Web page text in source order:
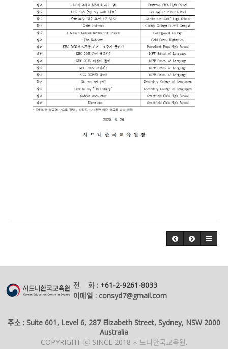
전 화 : +61-2-9261-8033
이메일 : consyd7@gmail.com
주소 : Suite 601, Level 6, 287 Elizabeth Street, Sydney, NSW 2000
Australia
COPYRIGHT ⓒ SINCE 2018 시드니한국교육원.